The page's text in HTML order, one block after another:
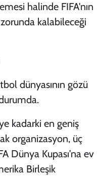
halinde FIFA'nın
kalabileceği
dünyasının gözü
kadarki en geniş
organizasyon, üç
Dünya Kupası’na ev
Birleşik